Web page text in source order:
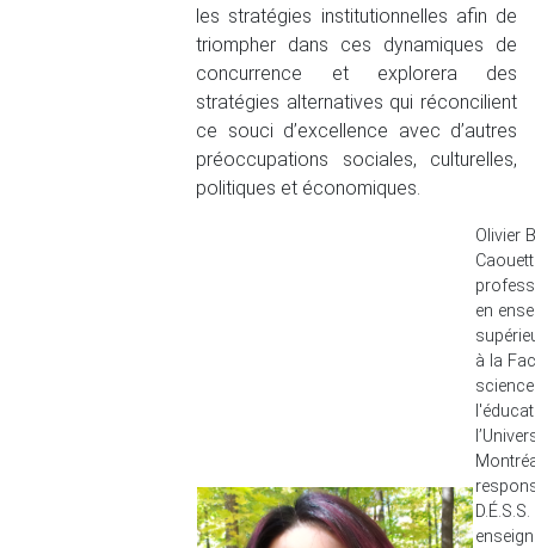
les stratégies institutionnelles afin de
triompher dans ces dynamiques de
concurrence et explorera des
stratégies alternatives qui réconcilient
ce souci d’excellence avec d’autres
préoccupations sociales, culturelles,
politiques et économiques.
Olivier
en
à la